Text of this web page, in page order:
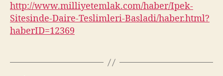
http://www.milliyetemlak.com/haber/Ipek-
Sitesinde-Daire-Teslimleri-Basladi/haber.html?
haberID=12369